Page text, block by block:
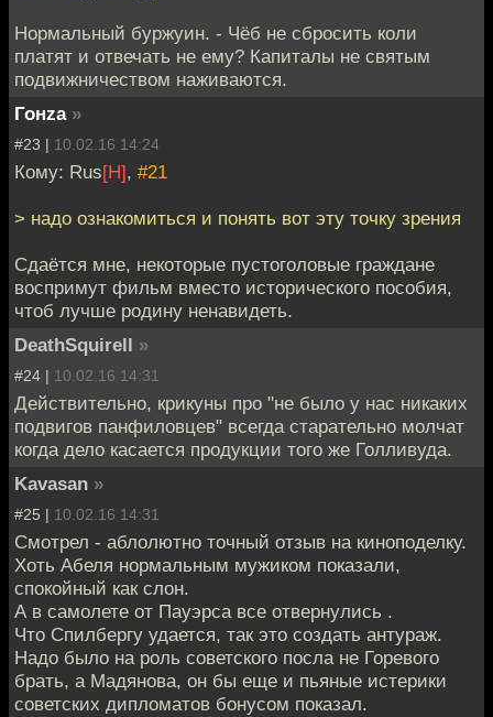
Нормальный буржуин. - Чёб не сбросить коли
платят и отвечать не ему? Капиталы не святым
подвижничеством наживаются.
Гонzа »
#23 | 10.02.16 14:24
Кому: Rus[H], #21
> надо ознакомиться и понять вот эту точку зрения
Сдаётся мне, некоторые пустоголовые граждане
воспримут фильм вместо исторического пособия,
чтоб лучше родину ненавидеть.
DeathSquirell »
#24 | 10.02.16 14:31
Действительно, крикуны про "не было у нас никаких
подвигов панфиловцев" всегда старательно молчат
когда дело касается продукции того же Голливуда.
Kavasan »
#25 | 10.02.16 14:31
Смотрел - аблолютно точный отзыв на киноподелку.
Хоть Абеля нормальным мужиком показали,
спокойный как слон.
А в самолете от Пауэрса все отвернулись .
Что Спилбергу удается, так это создать антураж.
Надо было на роль советского посла не Горевого
брать, а Мадянова, он бы еще и пьяные истерики
советских дипломатов бонусом показал.